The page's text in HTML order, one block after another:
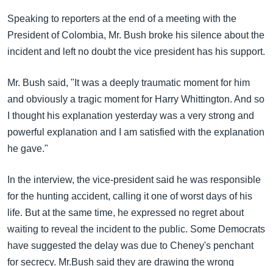
ကျော်
ရန်
Speaking to reporters at the end of a meeting with the
President of Colombia, Mr. Bush broke his silence about the
incident and left no doubt the vice president has his support.
Mr. Bush said, "It was a deeply traumatic moment for him
and obviously a tragic moment for Harry Whittington. And so
I thought his explanation yesterday was a very strong and
powerful explanation and I am satisfied with the explanation
he gave."
In the interview, the vice-president said he was responsible
for the hunting accident, calling it one of worst days of his
life. But at the same time, he expressed no regret about
waiting to reveal the incident to the public. Some Democrats
have suggested the delay was due to Cheney's penchant
for secrecy. Mr.Bush said they are drawing the wrong